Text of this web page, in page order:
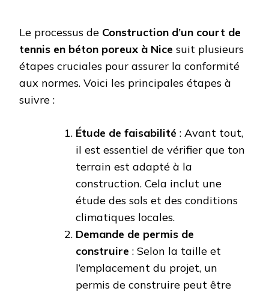
Le processus de Construction d’un court de
tennis en béton poreux à Nice suit plusieurs
étapes cruciales pour assurer la conformité
aux normes. Voici les principales étapes à
suivre :
Étude de faisabilité : Avant tout,
il est essentiel de vérifier que ton
terrain est adapté à la
construction. Cela inclut une
étude des sols et des conditions
climatiques locales.
Demande de permis de
construire : Selon la taille et
l’emplacement du projet, un
permis de construire peut être